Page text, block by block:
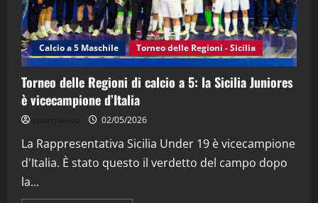
4
"SportEmpire" in Podcast Sport News
“SportEmpire” in Podcast: 27^ Puntata
(Martedi 14 Aprile 2026)
15/04/2026
"SportEmpire" in Podcast
“SportEmpire” in Podcast: 26^ Puntata
08/04/2026
Calcio a 5 Maschile Torneo delle Regioni - Sicilia
Torneo delle Regioni di calcio a 5: la Sicilia Juniores
è vicecampione d’Italia
02/05/2026
La Rappresentativa Sicilia Under 19 è vicecampione
d'Italia. È stato questo il verdetto del campo dopo
la...